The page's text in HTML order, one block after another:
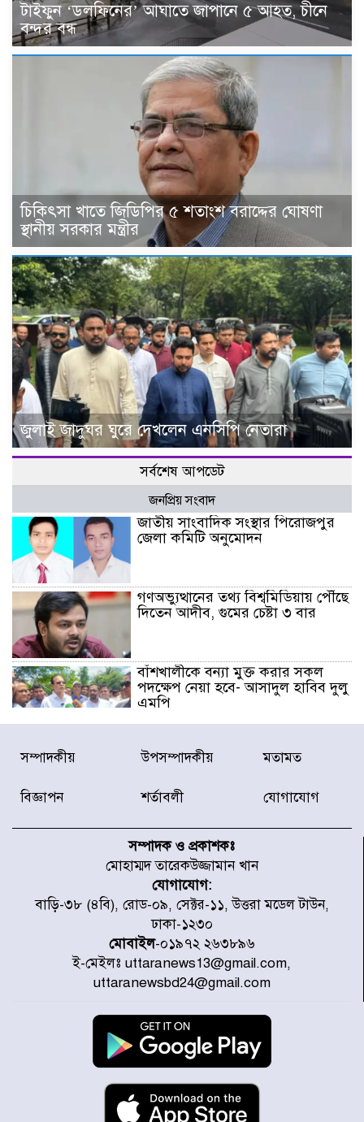
টাইফুন ‘ডলফিনের’ আঘাতে জাপানে ৫ আহত, চীনে
বন্দর বন্ধ
চিকিৎসা খাতে জিডিপির ৫ শতাংশ বরাদ্দের ঘোষণা
স্থানীয় সরকার মন্ত্রীর
জুলাই জাদুঘর ঘুরে দেখলেন এনসিপি নেতারা
সর্বশেষ আপডেট
জনপ্রিয় সংবাদ
জাতীয় সাংবাদিক সংস্থার পিরোজপুর
জেলা কমিটি অনুমোদন
গণঅভ্যুত্থানের তথ্য বিশ্বমিডিয়ায় পৌঁছে
দিতেন আদীব, গুমের চেষ্টা ৩ বার
বাঁশখালীকে বন্যা মুক্ত করার সকল
পদক্ষেপ নেয়া হবে- আসাদুল হাবিব দুলু
এমপি
বিদ্যুৎ-জ্বালানি খাতে অস্থিরতা তৈরির
চেষ্টা করছে একটি চক্র : প্রধানমন্ত্রী
৫ আহত, চীনে বন্দর বন্ধ
চিকিৎসা খাতে জিডিপির ৫ শতাংশ
বরাদ্দের ঘোষণা স্থানীয় সরকার মন্ত্রীর
জুলাই জাদুঘর ঘুরে দেখলেন এনসিপি
নেতারা
যুক্তরাষ্ট্রে দাবানল নেভাতে গিয়ে
হেলিকপ্টার বিধ্বস্ত, নিহত ১
সম্পাদকীয় উপসম্পাদকীয় মতামত
বিজ্ঞাপন শর্তাবলী যোগাযোগ
সম্পাদক ও প্রকাশকঃ
মোহাম্মদ তারেকউজ্জামান খান
যোগাযোগ:
বাড়ি-৩৮ (৪বি), রোড-০৯, সেক্টর-১১, উত্তরা মডেল টাউন,
ঢাকা-১২৩০
মোবাইল-০১৯৭২ ২৬৩৮৯৬
ই-মেইলঃ uttaranews13@gmail.com,
uttaranewsbd24@gmail.com